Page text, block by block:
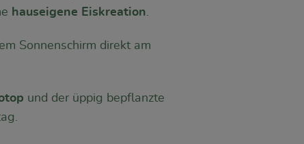
hauseigene Eiskreation.
Sonnenschirm direkt am
und der üppig bepflanzte